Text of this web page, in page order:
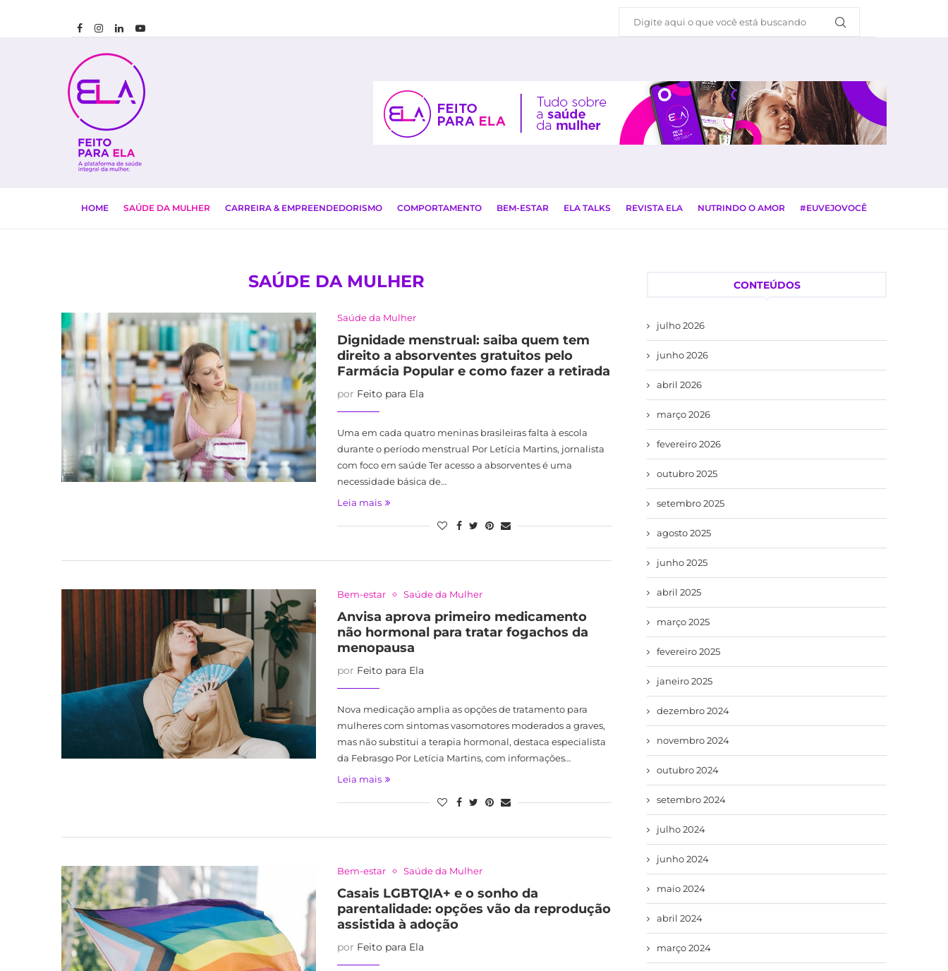
HOME SAÚDE DA MULHER CARREIRA & EMPREENDEDORISMO COMPORTAMENTO BEM-ESTAR ELA TALKS REVISTA ELA NUTRINDO O AMOR #EUVEJOVOCÊ
SAÚDE DA MULHER
Saúde da Mulher
Dignidade menstrual: saiba quem tem
direito a absorventes gratuitos pelo
Farmácia Popular e como fazer a retirada
por Feito para Ela
Uma em cada quatro meninas brasileiras falta à escola
durante o período menstrual Por Letícia Martins, jornalista
com foco em saúde Ter acesso a absorventes é uma
necessidade básica de…
Leia mais
Bem-estar Saúde da Mulher
Anvisa aprova primeiro medicamento
não hormonal para tratar fogachos da
menopausa
por Feito para Ela
Nova medicação amplia as opções de tratamento para
mulheres com sintomas vasomotores moderados a graves,
mas não substitui a terapia hormonal, destaca especialista
da Febrasgo Por Letícia Martins, com informações…
Leia mais
Bem-estar Saúde da Mulher
Casais LGBTQIA+ e o sonho da
parentalidade: opções vão da reprodução
assistida à adoção
por Feito para Ela
CONTEÚDOS
julho 2026
junho 2026
abril 2026
março 2026
fevereiro 2026
outubro 2025
setembro 2025
agosto 2025
junho 2025
abril 2025
março 2025
fevereiro 2025
janeiro 2025
dezembro 2024
novembro 2024
outubro 2024
setembro 2024
julho 2024
junho 2024
maio 2024
abril 2024
março 2024